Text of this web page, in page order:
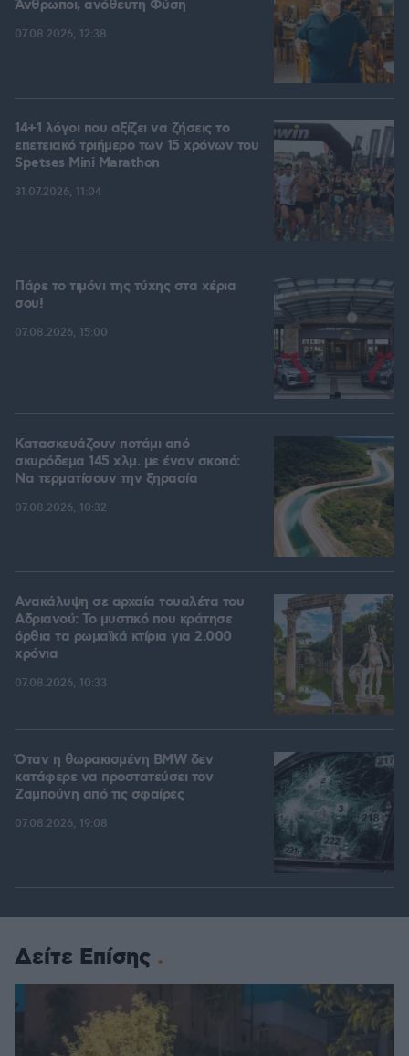
Άνθρωποι, ανόθευτη Φύση
07.08.2026, 12:38
14+1 λόγοι που αξίζει να ζήσεις το
επετειακό τριήμερο των 15 χρόνων του
Spetses Mini Marathon
31.07.2026, 11:04
Πάρε το τιμόνι της τύχης στα χέρια
σου!
07.08.2026, 15:00
Κατασκευάζουν ποτάμι από
σκυρόδεμα 145 χλμ. με έναν σκοπό:
Να τερματίσουν την ξηρασία
07.08.2026, 10:32
Ανακάλυψη σε αρχαία τουαλέτα του
Αδριανού: Το μυστικό που κράτησε
όρθια τα ρωμαϊκά κτίρια για 2.000
χρόνια
07.08.2026, 10:33
Όταν η θωρακισμένη BMW δεν
κατάφερε να προστατεύσει τον
Ζαμπούνη από τις σφαίρες
07.08.2026, 19:08
Δείτε Επίσης